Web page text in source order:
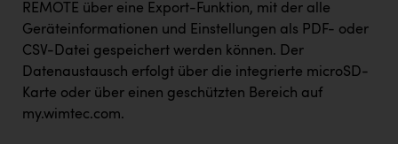
REMOTE über eine Export-Funktion, mit der alle
Geräteinformationen und Einstellungen als PDF- oder
CSV-Datei gespeichert werden können. Der
Datenaustausch erfolgt über die integrierte microSD-
Karte oder über einen geschützten Bereich auf
my.wimtec.com.